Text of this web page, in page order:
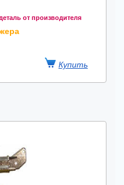
от производителя